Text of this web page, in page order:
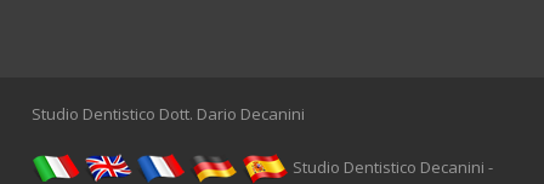
Studio Dentistico Dott. Dario Decanini
Studio Dentistico Decanini -